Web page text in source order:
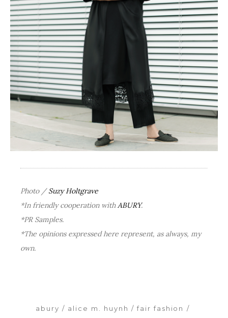
Photo /Suzy Holtgrave
*In friendly cooperation withABURY.
*PR Samples.
*The opinions expressed here represent, as always, my
own.
abury alice m. huynh
fair fashion